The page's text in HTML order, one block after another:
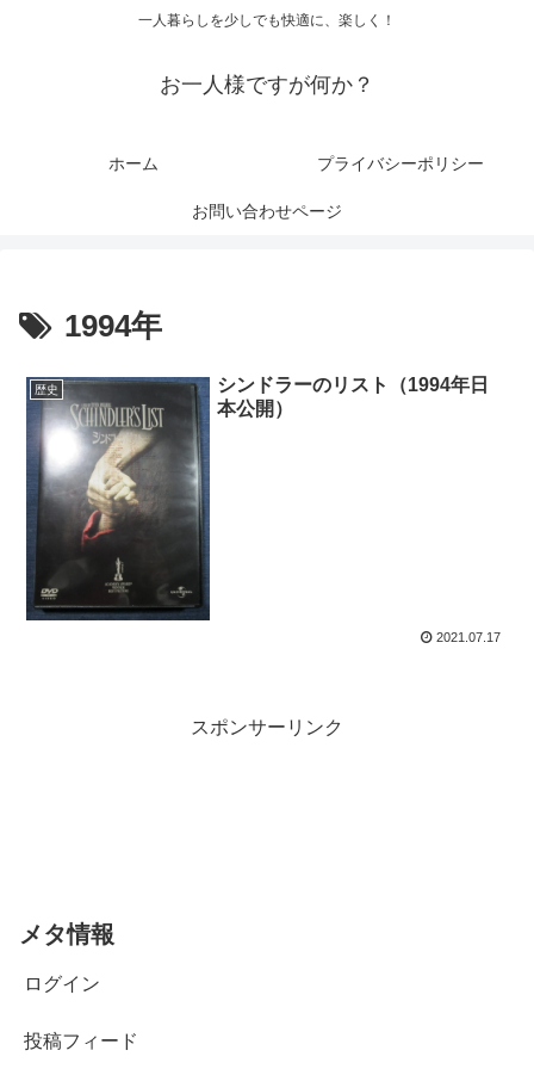
一人暮らしを少しでも快適に、楽しく！
お一人様ですが何か？
ホーム プライバシーポリシー
お問い合わせページ
1994年
歴史
シンドラーのリスト（1994年日
本公開）
2021.07.17
スポンサーリンク
メタ情報
ログイン
投稿フィード